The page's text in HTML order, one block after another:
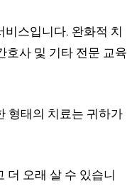
스입니다. 완화적 치
호사 및 기타 전문 교육
형태의 치료는 귀하가
더 오래 살 수 있습니